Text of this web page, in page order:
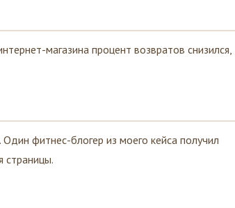
магазина процент возвратов снизился,
фитнес-блогер из моего кейса получил